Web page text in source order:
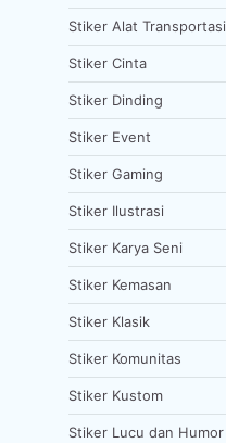
Stiker Alat Transportasi
Stiker Cinta
Stiker Dinding
Stiker Event
Stiker Gaming
Stiker Ilustrasi
Stiker Karya Seni
Stiker Kemasan
Stiker Klasik
Stiker Komunitas
Stiker Kustom
Stiker Lucu dan Humor